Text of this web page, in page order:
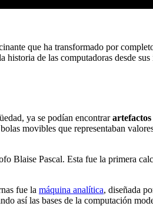
que ha transformado por
de las computadoras desde
ya se podían encontrar
movibles que representaban
Blaise Pascal. Esta fue la primera
fue la máquina analítica, diseñada
así las bases de la computación